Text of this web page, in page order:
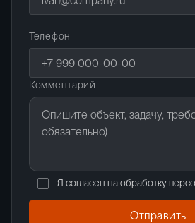
Телефон
Комментарий
Я согласен на обработку
Отправить